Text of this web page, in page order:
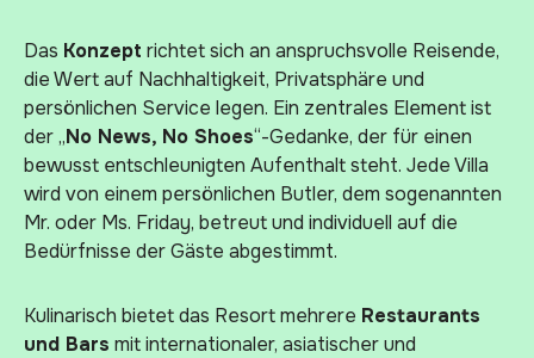
Das Konzept richtet sich an anspruchsvolle Reisende,
die Wert auf Nachhaltigkeit, Privatsphäre und
persönlichen Service legen. Ein zentrales Element ist
der „No News, No Shoes“-Gedanke, der für einen
bewusst entschleunigten Aufenthalt steht. Jede Villa
wird von einem persönlichen Butler, dem sogenannten
Mr. oder Ms. Friday, betreut und individuell auf die
Bedürfnisse der Gäste abgestimmt.
Kulinarisch bietet das Resort mehrere Restaurants
und Bars mit internationaler, asiatischer und